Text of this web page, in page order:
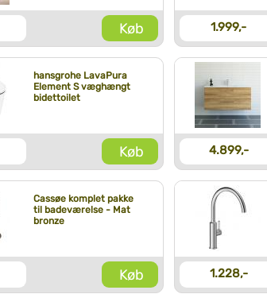
Køb 1.999,-
hansgrohe LavaPura
Element S væghængt
bidettoilet
Køb 4.899,-
Cassøe komplet pakke
til badeværelse - Mat
bronze
Køb 1.228,-